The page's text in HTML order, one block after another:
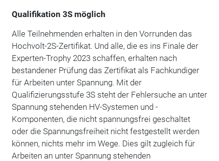
Qualifikation 3S möglich
Alle Teilnehmenden erhalten in den Vorrunden das
Hochvolt-2S-Zertifikat. Und alle, die es ins Finale der
Experten-Trophy 2023 schaffen, erhalten nach
bestandener Prüfung das Zertifikat als Fachkundiger
für Arbeiten unter Spannung. Mit der
Qualifizierungsstufe 3S steht der Fehlersuche an unter
Spannung stehenden HV-Systemen und -
Komponenten, die nicht spannungsfrei geschaltet
oder die Spannungsfreiheit nicht festgestellt werden
können, nichts mehr im Wege. Dies gilt zugleich für
Arbeiten an unter Spannung stehenden